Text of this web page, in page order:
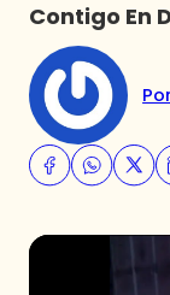
Contigo En